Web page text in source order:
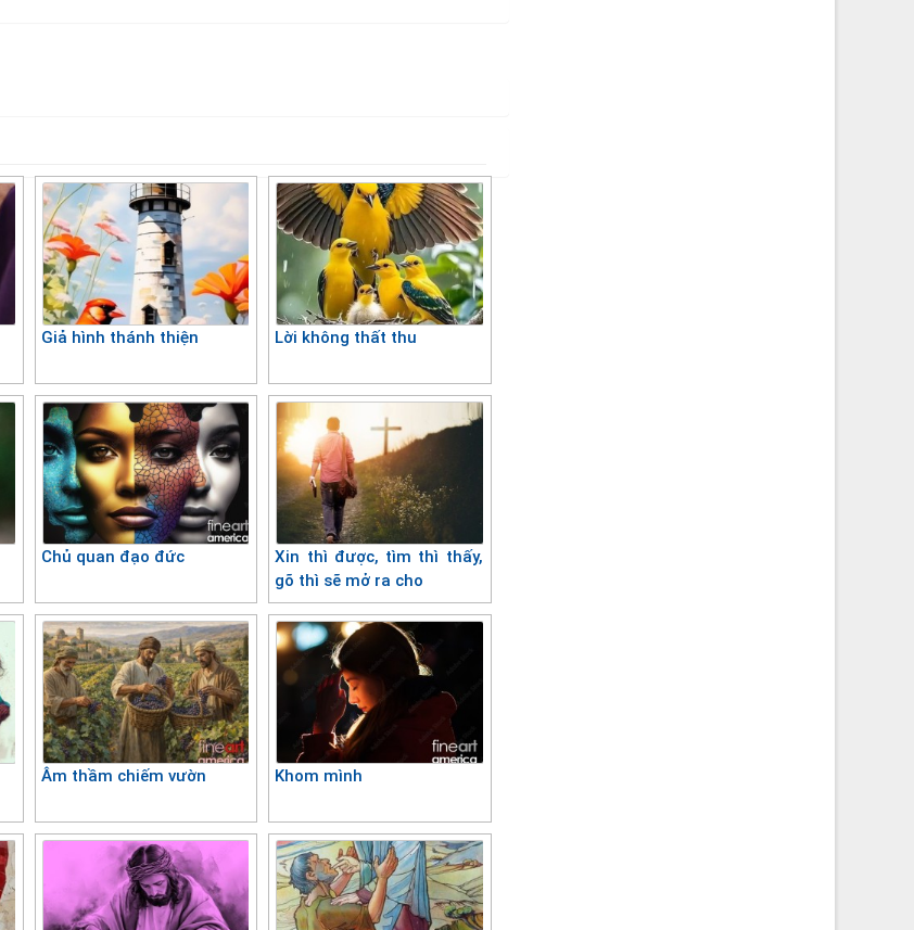
Giả hình thánh thiện Lời không thất thu
Chủ quan đạo đức
Xin thì được, tìm thì thấy,
gõ thì sẽ mở ra cho
Âm thầm chiếm vườn Khom mình